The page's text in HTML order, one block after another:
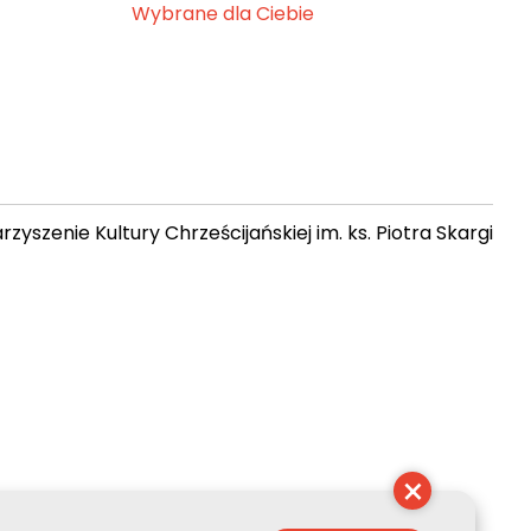
Wybrane dla Ciebie
Kultury Chrześcijańskiej im. ks. Piotra Skargi
×